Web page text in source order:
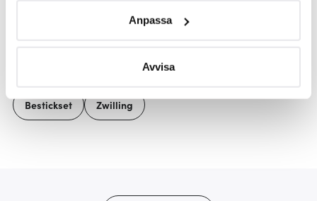
Ta reda på mer om hur dina personliga uppgifter
Du kan ändra eller dra tillbaka ditt samtycke när som
Vi använder cookies för att innehållet och annonserna
Anpassa
Avvisa
Bestickset Zwilling